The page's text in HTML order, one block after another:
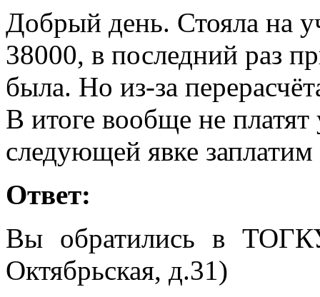
Добрый день. Стояла на
38000, в последний раз
была. Но из-за
В итоге вообще не
следующей явке
Ответ:
Вы обратились в
Октябрьская, д.31)